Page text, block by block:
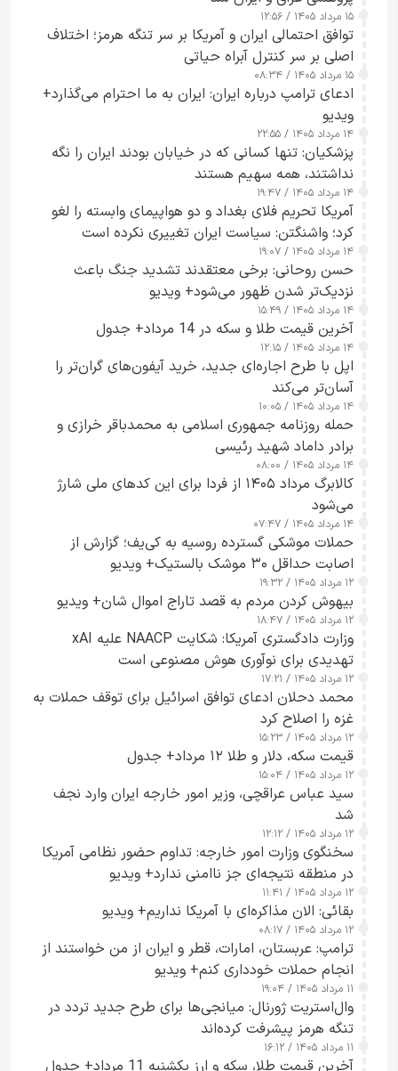
۱۵ مرداد ۱۴۰۵ / ۱۲:۵۶
توافق احتمالی ایران و آمریکا بر سر تنگه هرمز؛ اختلاف
اصلی بر سر کنترل آبراه حیاتی
۱۵ مرداد ۱۴۰۵ / ۰۸:۳۴
ادعای ترامپ درباره ایران: ایران به ما احترام می‌گذارد+
ویدیو
۱۴ مرداد ۱۴۰۵ / ۲۲:۵۵
پزشکیان: تنها کسانی که در خیابان بودند ایران را نگه
نداشتند، همه سهیم هستند
۱۴ مرداد ۱۴۰۵ / ۱۹:۴۷
آمریکا تحریم فلای بغداد و دو هواپیمای وابسته را لغو
کرد؛ واشنگتن: سیاست ایران تغییری نکرده است
۱۴ مرداد ۱۴۰۵ / ۱۹:۰۷
حسن روحانی: برخی معتقدند تشدید جنگ باعث
نزدیک‌تر شدن ظهور می‌شود+ ویدیو
۱۴ مرداد ۱۴۰۵ / ۱۵:۴۹
آخرین قیمت طلا و سکه در 14 مرداد+ جدول
۱۴ مرداد ۱۴۰۵ / ۱۲:۱۵
اپل با طرح اجاره‌ای جدید، خرید آیفون‌های گران‌تر را
آسان‌تر می‌کند
۱۴ مرداد ۱۴۰۵ / ۱۰:۰۵
حمله روزنامه جمهوری اسلامی به محمدباقر خرازی و
برادر داماد شهید رئیسی
۱۴ مرداد ۱۴۰۵ / ۰۸:۰۰
کالابرگ مرداد ۱۴۰۵ از فردا برای این کدهای ملی شارژ
می‌شود
۱۴ مرداد ۱۴۰۵ / ۰۷:۴۷
حملات موشکی گسترده روسیه به کی‌یف؛ گزارش از
اصابت حداقل ۳۰ موشک بالستیک+ ویدیو
۱۲ مرداد ۱۴۰۵ / ۱۹:۳۲
بیهوش کردن مردم به قصد تاراج اموال شان+ ویدیو
۱۲ مرداد ۱۴۰۵ / ۱۸:۴۷
وزارت دادگستری آمریکا: شکایت NAACP علیه xAI
تهدیدی برای نوآوری هوش مصنوعی است
۱۲ مرداد ۱۴۰۵ / ۱۷:۲۱
محمد دحلان ادعای توافق اسرائیل برای توقف حملات به
غزه را اصلاح کرد
۱۲ مرداد ۱۴۰۵ / ۱۵:۲۳
قیمت سکه، دلار و طلا ۱۲ مرداد+ جدول
۱۲ مرداد ۱۴۰۵ / ۱۵:۰۴
سید عباس عراقچی، وزیر امور خارجه ایران وارد نجف
شد
۱۲ مرداد ۱۴۰۵ / ۱۲:۱۲
سخنگوی وزارت امور خارجه: تداوم حضور نظامی آمریکا
در منطقه نتیجه‌ای جز ناامنی ندارد+ ویدیو
۱۲ مرداد ۱۴۰۵ / ۱۱:۴۱
بقائی: الان مذاکره‌ای با آمریکا نداریم+ ویدیو
۱۲ مرداد ۱۴۰۵ / ۰۸:۱۷
ترامپ: عربستان، امارات، قطر و ایران از من خواستند از
انجام حملات خودداری کنم+ ویدیو
۱۱ مرداد ۱۴۰۵ / ۱۹:۰۴
وال‌استریت ژورنال: میانجی‌ها برای طرح جدید تردد در
تنگه هرمز پیشرفت کرده‌اند
۱۱ مرداد ۱۴۰۵ / ۱۶:۱۲